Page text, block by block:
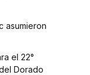
asumieron
el 22°
Dorado